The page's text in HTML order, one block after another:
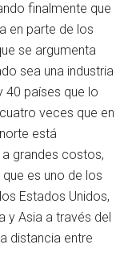
finalmente que
en parte de los
se argumenta
sea una industria
40 países que lo
veces que en
está
grandes costos,
es uno de los
Estados Unidos,
y Asia a través del
distancia entre